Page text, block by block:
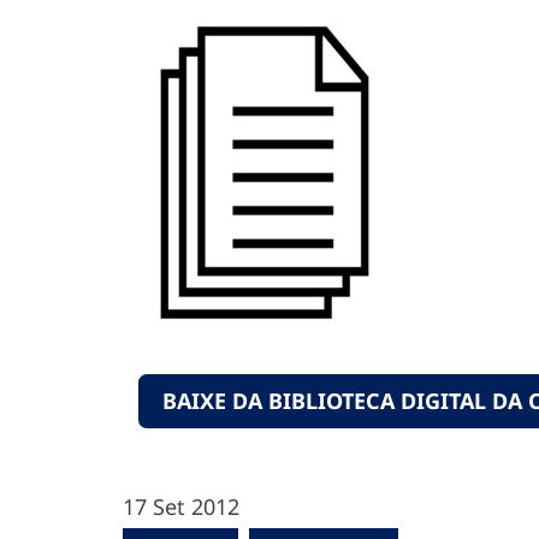
BAIXE DA BIBLIOTECA DIGITAL DA
17 Set 2012